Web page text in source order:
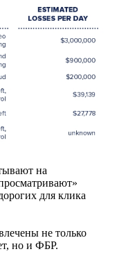
на
для клика
не только
но и ФБР.